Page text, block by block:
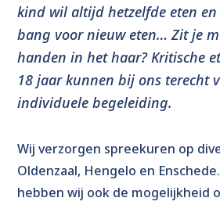
kind wil altijd hetzelfde eten
bang voor nieuw eten… Zit je
handen in het haar?Kritische
18 jaarkunnen bij ons terecht
individuele begeleiding.
Wij verzorgen spreekuren op
Oldenzaal, Hengelo en
hebben wij ook de mogelijkheid